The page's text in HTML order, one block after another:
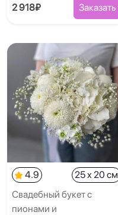
2 918₽ Заказать
4.9
25 x 20 см
Свадебный букет с
пионами и